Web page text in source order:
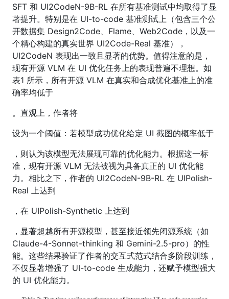
SFT 和 UI2CodeN-9B-RL 在所有基准测试中均取得了显
著提升。特别是在 UI-to-code 基准测试上（包含三个公
开数据集 Design2Code、Flame、Web2Code，以及一
个精心构建的真实世界 UI2Code-Real 基准），
UI2CodeN 表现出一致且显著的优势。值得注意的是，
现有开源 VLM 在 UI 优化任务上的表现普遍不理想。如
表1 所示，所有开源 VLM 在真实和合成优化基准上的准
确率均低于
。直观上，作者将
设为一个阈值：若模型成功优化给定 UI 截图的概率低于
，则认为该模型无法展现可靠的优化能力。根据这一标
准，现有开源 VLM 无法被视为具备真正的 UI 优化能
力。相比之下，作者的 UI2CodeN-9B-RL 在 UIPolish-
Real 上达到
，在 UIPolish-Synthetic 上达到
，显著超越所有开源模型，甚至接近领先闭源系统（如
Claude-4-Sonnet-thinking 和 Gemini-2.5-pro）的性
能。这些结果验证了作者的交互式范式结合多阶段训练，
不仅显著增强了 UI-to-code 生成能力，还赋予模型强大
的 UI 优化能力。